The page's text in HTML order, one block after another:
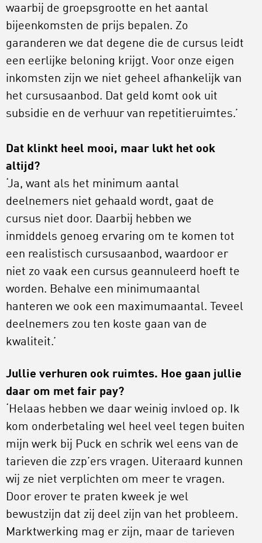
waarbij de groepsgrootte en het aantal
bijeenkomsten de prijs bepalen. Zo
garanderen we dat degene die de cursus leidt
een eerlijke beloning krijgt. Voor onze eigen
inkomsten zijn we niet geheel afhankelijk van
het cursusaanbod. Dat geld komt ook uit
subsidie en de verhuur van repetitieruimtes.’
Dat klinkt heel mooi, maar lukt het ook
altijd?
‘Ja, want als het minimum aantal
deelnemers niet gehaald wordt, gaat de
cursus niet door. Daarbij hebben we
inmiddels genoeg ervaring om te komen tot
een realistisch cursusaanbod, waardoor er
niet zo vaak een cursus geannuleerd hoeft te
worden. Behalve een minimumaantal
hanteren we ook een maximumaantal. Teveel
deelnemers zou ten koste gaan van de
kwaliteit.’
Jullie verhuren ook ruimtes. Hoe gaan jullie
daar om met fair pay?
‘Helaas hebben we daar weinig invloed op. Ik
kom onderbetaling wel heel veel tegen buiten
mijn werk bij Puck en schrik wel eens van de
tarieven die zzp’ers vragen. Uiteraard kunnen
wij ze niet verplichten om meer te vragen.
Door erover te praten kweek je wel
bewustzijn dat zij deel zijn van het probleem.
Marktwerking mag er zijn, maar de tarieven